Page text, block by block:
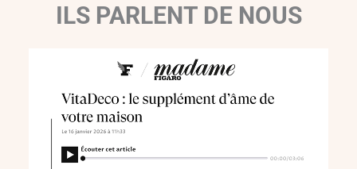
ILS PARLENT DE NOUS